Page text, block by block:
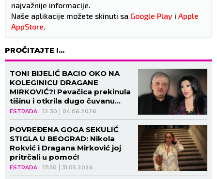
najvažnije informacije.
Naše aplikacije možete skinuti sa Google Play i Apple
AppStore.
PROČITAJTE I...
ESTRADA 12:30 04.06.2026
TONI BIJELIĆ BACIO OKO NA
KOLEGINICU DRAGANE
MIRKOVIĆ?! Pevačica prekinula
tišinu i otkrila dugo čuvanu
tajnu!
ESTRADA 17:50 31.05.2026
POVREĐENA GOGA SEKULIĆ
STIGLA U BEOGRAD: Nikola
Rokvić i Dragana Mirković joj
pritrčali u pomoć!